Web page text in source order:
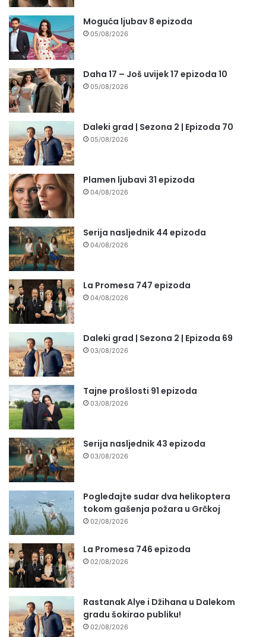
Moguća ljubav 8 epizoda
05/08/2026
Daha 17 – Još uvijek 17 epizoda 10
05/08/2026
Daleki grad | Sezona 2 | Epizoda 70
05/08/2026
Plamen ljubavi 31 epizoda
04/08/2026
Serija nasljednik 44 epizoda
04/08/2026
La Promesa 747 epizoda
04/08/2026
Daleki grad | Sezona 2 | Epizoda 69
03/08/2026
Tajne prošlosti 91 epizoda
03/08/2026
Serija nasljednik 43 epizoda
03/08/2026
Pogledajte sudar dva helikoptera
tokom gašenja požara u Grčkoj
02/08/2026
La Promesa 746 epizoda
02/08/2026
Rastanak Alye i Džihana u Dalekom
gradu šokirao publiku!
02/08/2026